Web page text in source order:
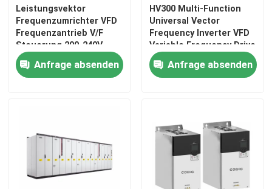
Leistungsvektor
Frequenzumrichter VFD
Frequenzantrieb V/F
Steuerung 200-240V
1PH/3PH
Eingangsspannung
Anfrage absenden
HV300 Multi-Function
Universal Vector
Frequency Inverter VFD
Variable Frequency Drive
AC Drive
Anfrage absenden